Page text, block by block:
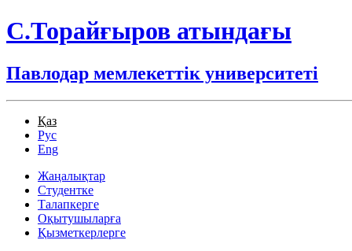
С.Торайғыров атындағы
Павлодар мемлекеттік университеті
Қаз
Рус
Eng
Жаңалықтар
Студентке
Талапкерге
Оқытушыларға
Қызметкерлерге